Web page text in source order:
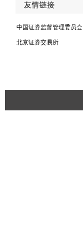
中国证券监督管理委员会
北京证券交易所